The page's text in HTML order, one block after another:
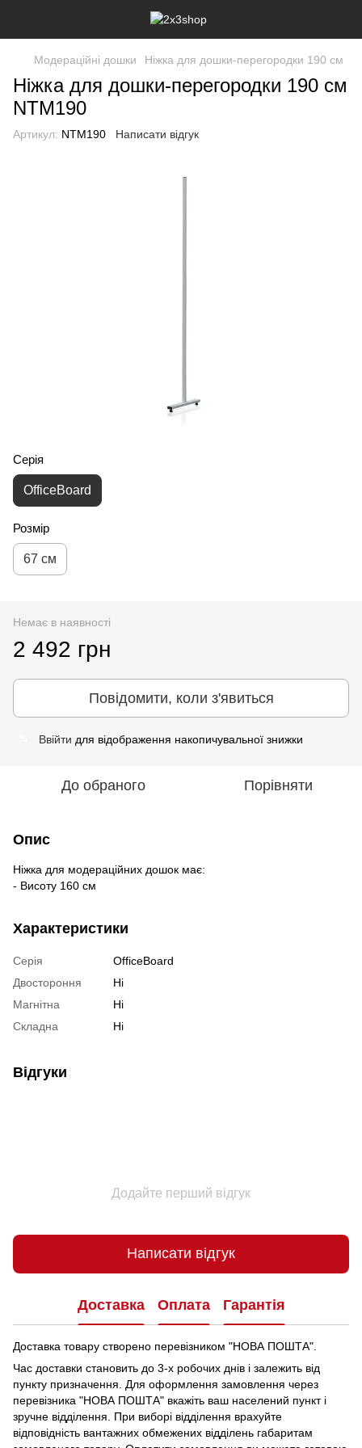
Модераційні дошки Ніжка для дошки-перегородки 190 см
Ніжка для дошки-перегородки 190 см
NTM190
Артикул: NTM190 Написати відгук
Серія
OfficeBoard
Розмір
67 см
Немає в наявності
2 492 грн
Повідомити, коли з'явиться
Ввійти для відображення накопичувальної знижки
До обраного Порівняти
Опис
Ніжка для модераційних дошок має:
- Висоту 160 см
Характеристики
Серія
OfficeBoard
Двостороння
Ні
Магнітна
Ні
Складна
Ні
Відгуки
Додайте перший відгук
Написати відгук
Доставка Оплата Гарантія
Доставка товару створено перевізником "НОВА ПОШТА".
Час доставки становить до 3-х робочих днів і залежить від
пункту призначення. Для оформлення замовлення через
перевізника "НОВА ПОШТА" вкажіть ваш населений пункт і
зручне відділення.
При виборі відділення врахуйте
відповідність вантажних обмежених відділень габаритам